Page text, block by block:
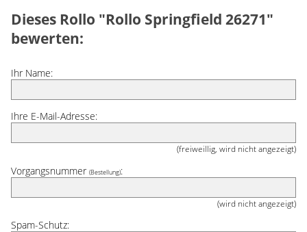
Dieses Rollo "Rollo Springfield 26271"
bewerten:
Ihr Name:
Ihre E-Mail-Adresse:
(freiweillig, wird nicht angezeigt)
Vorgangsnummer (Bestellung):
(wird nicht angezeigt)
Spam-Schutz: